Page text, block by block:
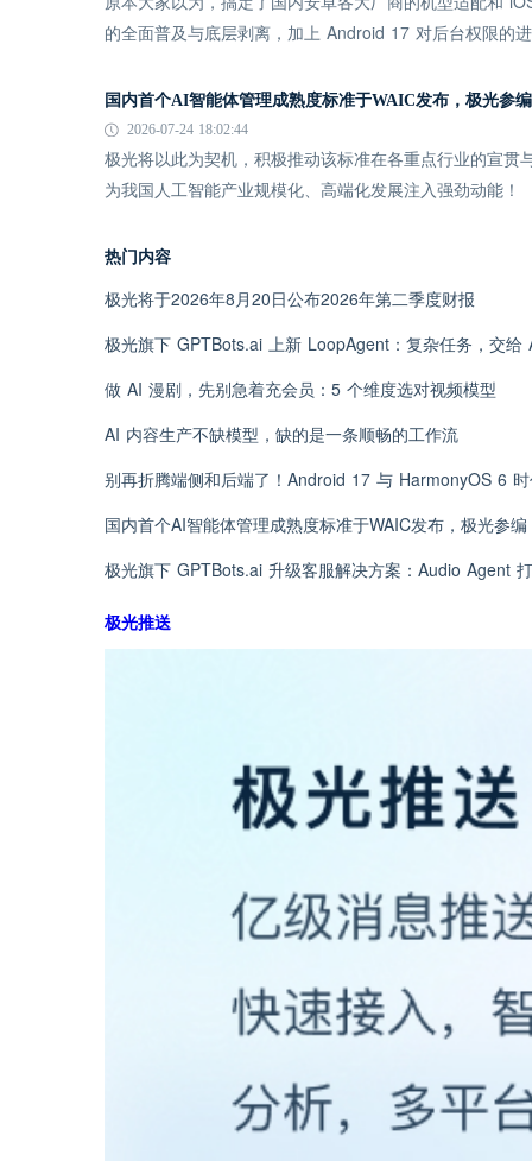
的全面普及与底层剥离，加上 Android 17 对后台权限的
国内首个AI智能体管理成熟度标准于WAIC发布，极光参编
2026-07-24 18:02:44
极光将以此为契机，积极推动该标准在各重点行业的宣
为我国人工智能产业规模化、高端化发展注入强劲动能！
热门内容
极光将于2026年8月20日公布2026年第二季度财报
极光旗下 GPTBots.ai 上新 LoopAgent：复杂任务，交给
做 AI 漫剧，先别急着充会员：5 个维度选对视频模型
AI 内容生产不缺模型，缺的是一条顺畅的工作流
别再折腾端侧和后端了！Android 17 与 HarmonyOS 6
国内首个AI智能体管理成熟度标准于WAIC发布，极光参编
极光旗下 GPTBots.ai 升级客服解决方案：Audio Agent
极光推送